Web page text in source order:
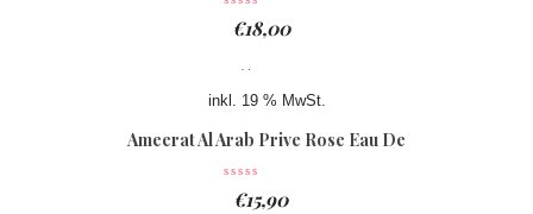
€18,00
inkl. 19 % MwSt.
Ameerat Al Arab Prive Rose Eau De
Parfum 100ml
€15,90